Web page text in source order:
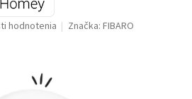
hodnotenia Značka:FIBARO